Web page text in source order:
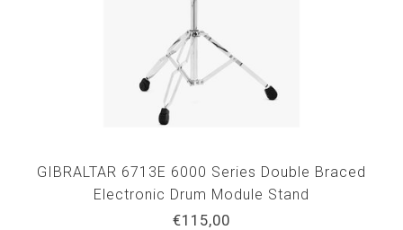
GIBRALTAR 6713E 6000 Series Double Braced
Electronic Drum Module Stand
€115,00